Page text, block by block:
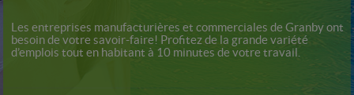
Les entreprises manufacturières et commerciales de Granby ont
besoin de votre savoir-faire! Profitez de la grande variété
d’emplois tout en habitant à 10 minutes de votre travail.